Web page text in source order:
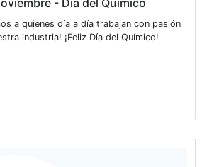
Publicado hace 1591 días